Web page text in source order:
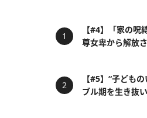
【#4】「家の呪
尊女卑から解放
【#5】“子ども
ブル期を生き抜